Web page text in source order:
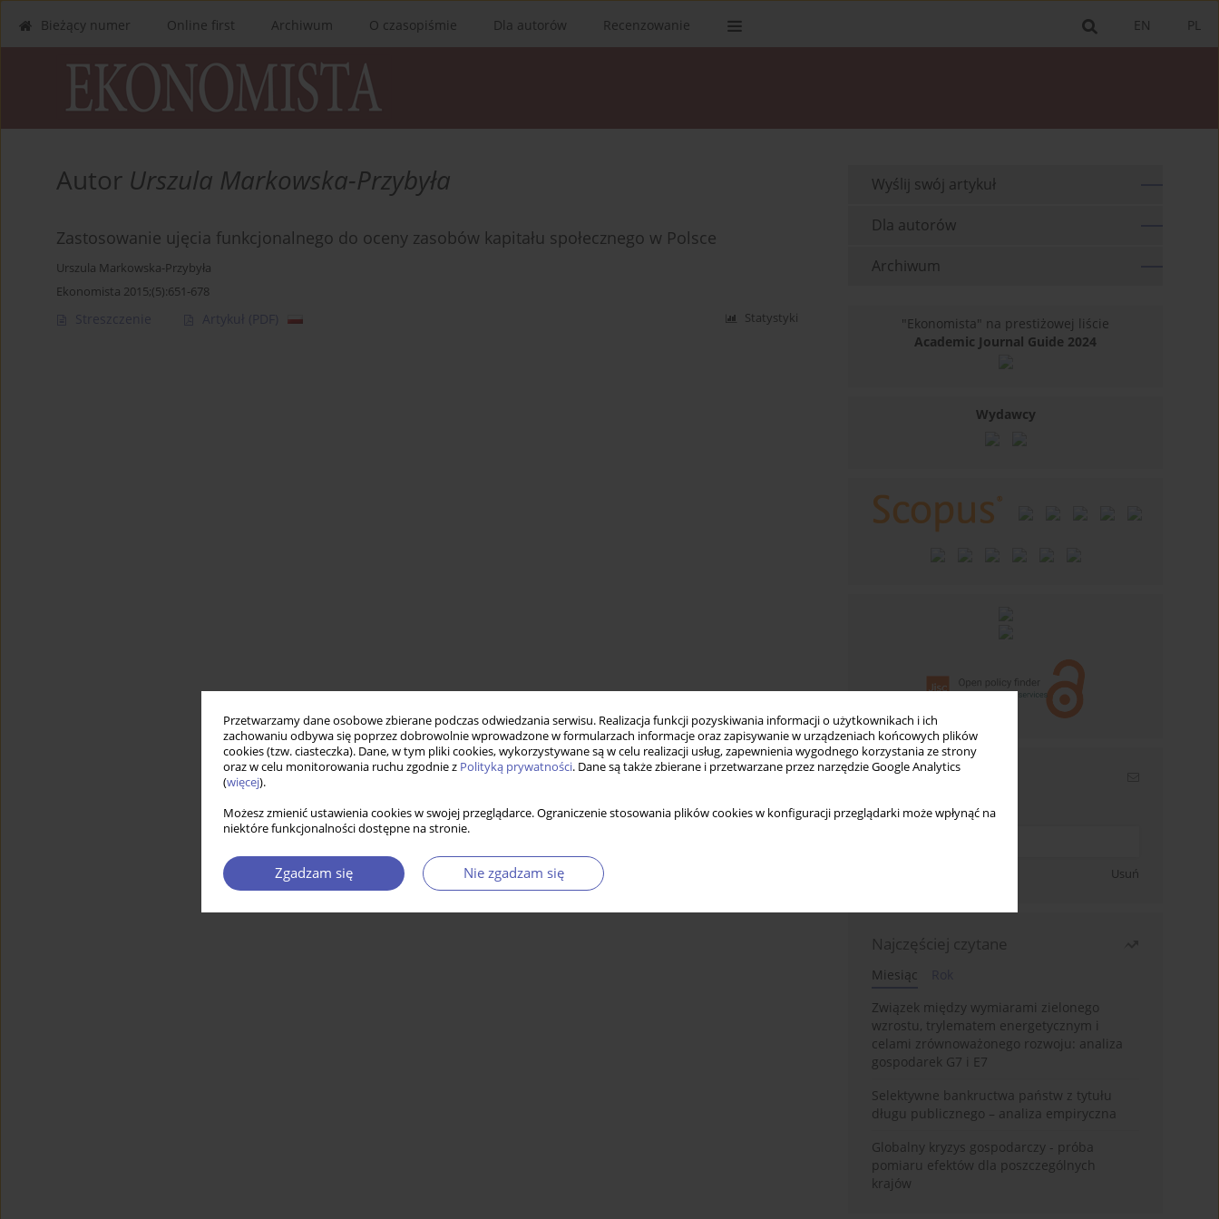
Przetwarzamy dane osobowe zbierane podczas odwiedzania serwisu. Realizacja funkcji pozyskiwania informacji o użytkownikach i ich
zachowaniu odbywa się poprzez dobrowolnie wprowadzone w formularzach informacje oraz zapisywanie w urządzeniach końcowych plików
cookies (tzw. ciasteczka). Dane, w tym pliki cookies, wykorzystywane są w celu realizacji usług, zapewnienia wygodnego korzystania ze strony
oraz w celu monitorowania ruchu zgodnie z Polityką prywatności. Dane są także zbierane i przetwarzane przez narzędzie Google Analytics
(więcej).
Możesz zmienić ustawienia cookies w swojej przeglądarce. Ograniczenie stosowania plików cookies w konfiguracji przeglądarki może wpłynąć na
niektóre funkcjonalności dostępne na stronie.
Zgadzam się Nie zgadzam się
PL
EN
Bieżący numer Online first Archiwum O czasopiśmie Dla autorów Recenzowanie
Autor Urszula Markowska-Przybyła
Zastosowanie ujęcia funkcjonalnego do oceny zasobów kapitału społecznego w Polsce
Urszula Markowska-Przybyła
Ekonomista 2015;(5):651-678
Streszczenie Artykuł (PDF) Statystyki
Wyślij swój artykuł
Dla autorów
Archiwum
"Ekonomista" na prestiżowej liście
Academic Journal Guide 2024
Wydawcy
Newsletter
Wpisz swój adres email
Usuń
Najczęściej czytane
Miesiąc
Związek między wymiarami zielonego
wzrostu, trylematem energetycznym i
celami zrównoważonego rozwoju: analiza
gospodarek G7 i E7
Selektywne bankructwa państw z tytułu
długu publicznego – analiza empiryczna
Globalny kryzys gospodarczy - próba
pomiaru efektów dla poszczególnych
krajów